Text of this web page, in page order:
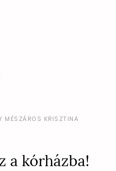
MÉSZÁROS KRISZTINA
a kórházba!